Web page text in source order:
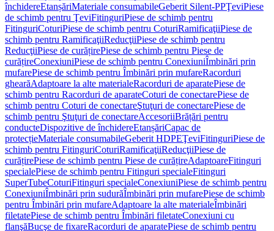
închidereEtanșăriMateriale consumabileGeberit Silent-PPŢeviPiese
de schimb pentru ŢeviFitinguriPiese de schimb pentru
FitinguriCoturiPiese de schimb pentru CoturiRamificaţiiPiese de
schimb pentru RamificaţiiReducţiiPiese de schimb pentru
ReducţiiPiese de curățirePiese de schimb pentru Piese de
curățireConexiuniPiese de schimb pentru ConexiuniÎmbinări prin
mufarePiese de schimb pentru Îmbinări prin mufareRacorduri
ghearăAdaptoare la alte materialeRacorduri de aparatePiese de
schimb pentru Racorduri de aparateCoturi de conectarePiese de
schimb pentru Coturi de conectareŞtuţuri de conectarePiese de
schimb pentru Ştuţuri de conectareAccesoriiBrățări pentru
conducteDispozitive de închidereEtanșăriCapac de
protecțieMateriale consumabileGeberit HDPEŢeviFitinguriPiese de
schimb pentru FitinguriCoturiRamificaţiiReducţiiPiese de
curățirePiese de schimb pentru Piese de curățireAdaptoareFitinguri
specialePiese de schimb pentru Fitinguri specialeFitinguri
SuperTubeCoturiFitinguri specialeConexiuniPiese de schimb pentru
ConexiuniÎmbinări prin sudurăÎmbinări prin mufarePiese de schimb
pentru Îmbinări prin mufareAdaptoare la alte materialeÎmbinări
filetatePiese de schimb pentru Îmbinări filetateConexiuni cu
flanşăBucşe de fixareRacorduri de aparatePiese de schimb pentru